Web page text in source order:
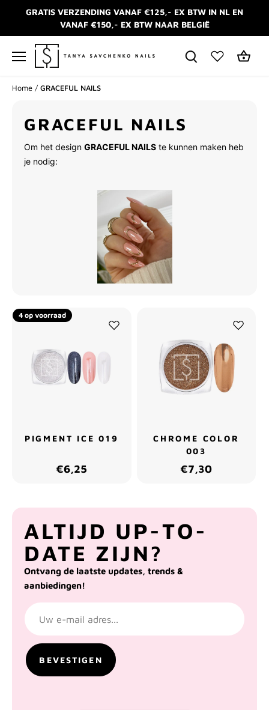
GRATIS VERZENDING VANAF €125,- EX BTW IN NL EN
VANAF €150,- EX BTW NAAR BELGIË
Home / GRACEFUL NAILS
GRACEFUL NAILS
Om het design GRACEFUL NAILS te kunnen maken heb
je nodig:
4 op voorraad
PIGMENT ICE 019
€6,25
CHROME COLOR
003
€7,30
ALTIJD UP-TO-
DATE ZIJN?
Ontvang de laatste updates, trends &
aanbiedingen!